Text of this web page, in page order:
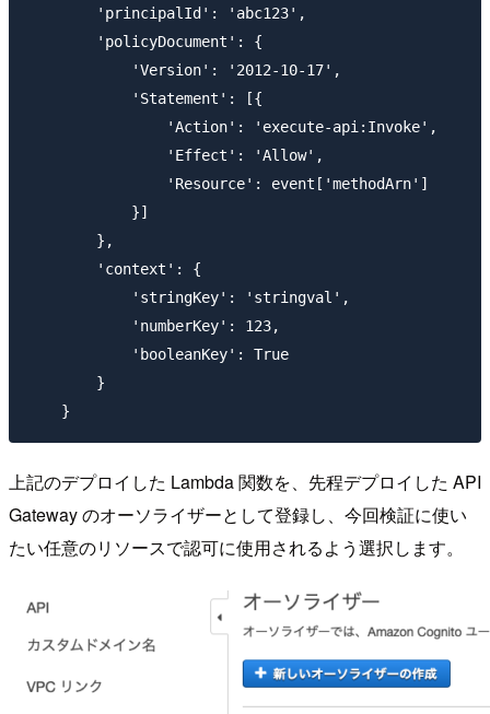
        'principalId': 'abc123',
        'policyDocument': {
            'Version': '2012-10-17',
            'Statement': [{
                'Action': 'execute-api:Invoke',
                'Effect': 'Allow',
                'Resource': event['methodArn']
            }]
        },
        'context': {
            'stringKey': 'stringval',
            'numberKey': 123,
            'booleanKey': True
        }
上記のデプロイした Lambda 関数を、先程デプロイした API
Gateway のオーソライザーとして登録し、今回検証に使い
たい任意のリソースで認可に使用されるよう選択します。